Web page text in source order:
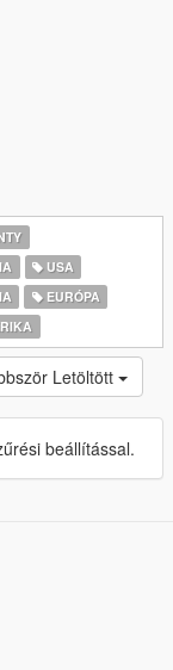
USA
EURÓPA
Letöltött
beállítással.